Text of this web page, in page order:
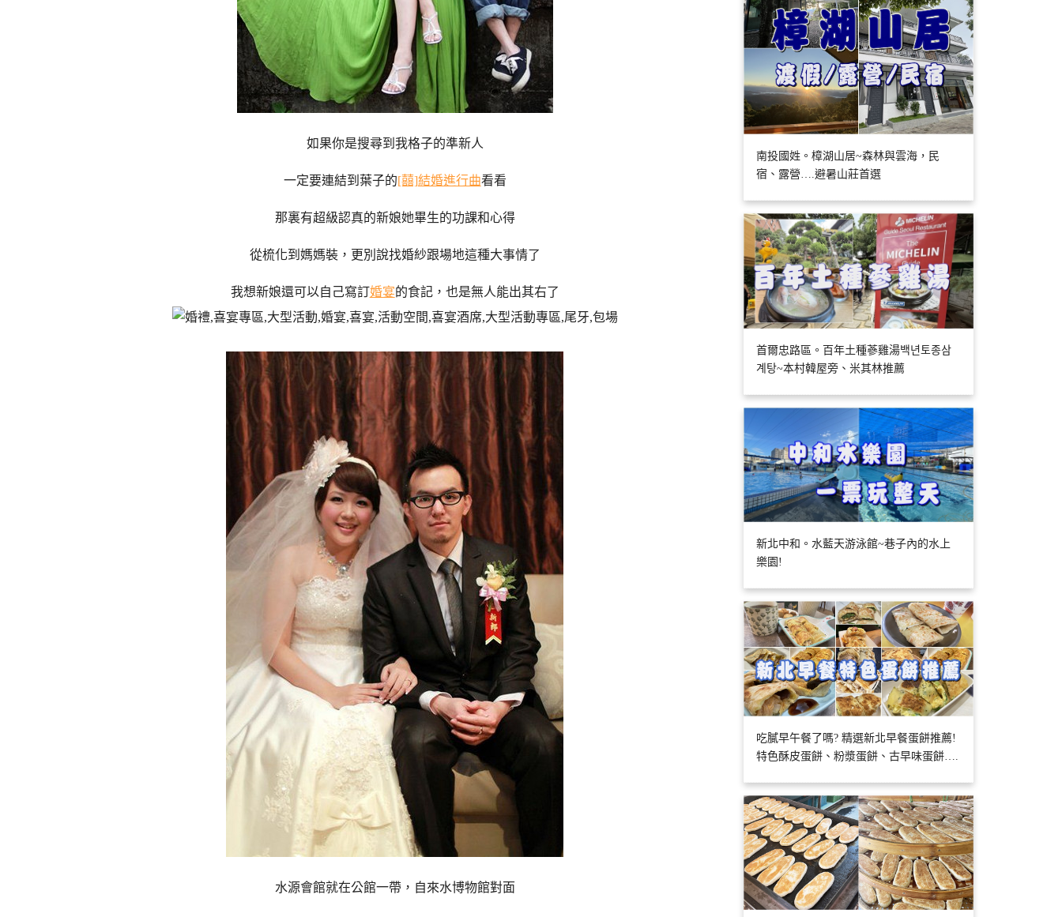
如果你是搜尋到我格子的準新人
一定要連結到葉子的[囍]結婚進行曲看看
那裏有超級認真的新娘她畢生的功課和心得
從梳化到媽媽裝，更別說找婚紗跟場地這種大事情了
我想新娘還可以自己寫訂婚宴的食記，也是無人能出其右了
水源會館就在公館一帶，自來水博物館對面
南投國姓。樟湖山居~森林與雲海，民
宿、露營….避暑山莊首選
首爾忠路區。百年土種蔘雞湯백년토종삼
계탕~本村韓屋旁、米其林推薦
新北中和。水藍天游泳館~巷子內的水上
樂園!
吃膩早午餐了嗎? 精選新北早餐蛋餅推薦!
特色酥皮蛋餅、粉漿蛋餅、古早味蛋餅….